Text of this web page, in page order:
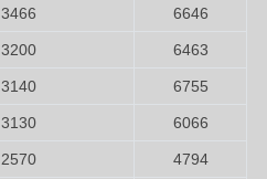
3466 6646
3200 6463
3140 6755
3130 6066
2570 4794